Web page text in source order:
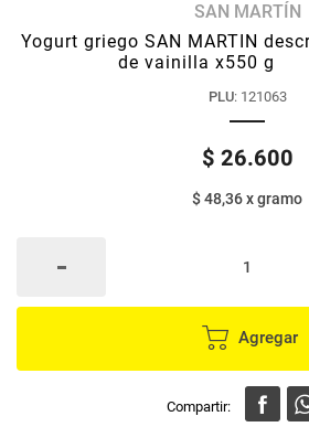
SAN MARTÍN
Yogurt griego SAN MARTIN
de vainilla x550 g
PLU: 121063
$ 26.600
$ 48,36xgramo
Agregar